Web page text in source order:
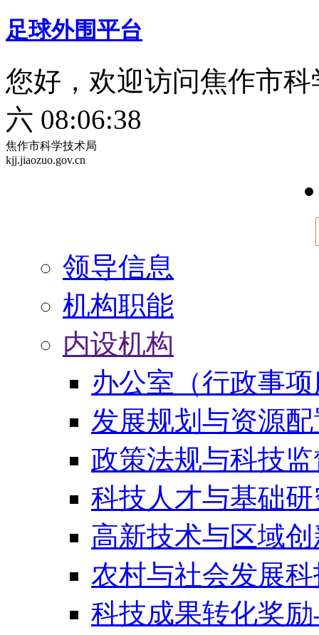
足球外围平台
您好，欢迎访问焦作市
六 08:06:40
焦作市科学技术局
kjj.jiaozuo.gov.cn
领导信息
机构职能
内设机构
办公室（行政事
发展规划与资源
政策法规与科技
科技人才与基础
高新技术与区域
农村与社会发展
科技成果转化奖